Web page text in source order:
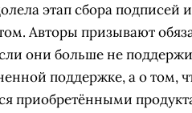
этап сбора подписей и
Авторы призывают
они больше не
поддержке, а о том,
приобретёнными